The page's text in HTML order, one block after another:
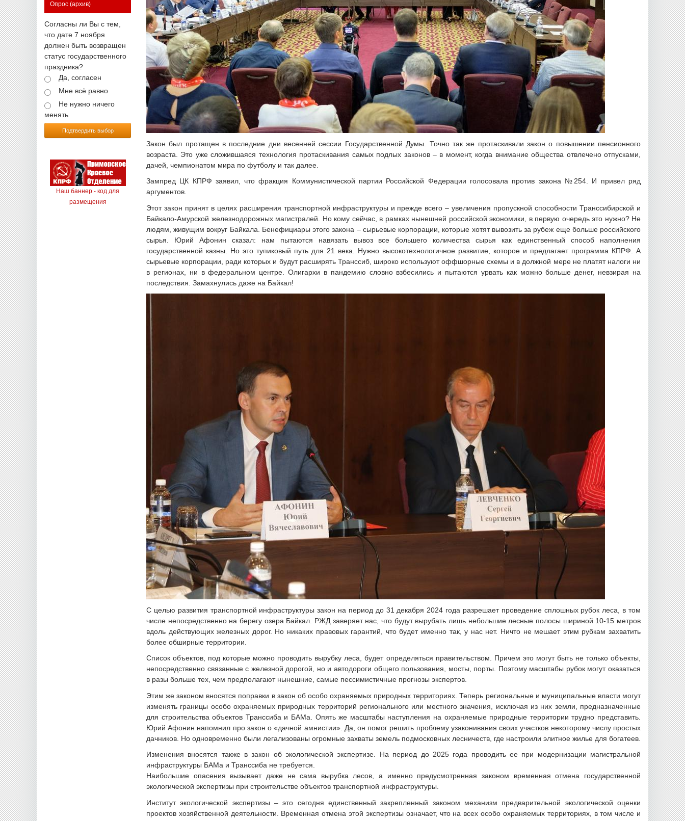
Опрос (архив)
Согласны ли Вы с тем,
что дате 7 ноября
должен быть возвращен
статус государственного
праздника?
Да, согласен
Мне всё равно
Не нужно ничего
менять
Подтвердить выбор
Наш баннер - код для
размещения
Закон был протащен в последние дни весенней сессии Государственной Думы. Точно так же протаскивали закон о повышении пенсионного
возраста. Это уже сложившаяся технология протаскивания самых подлых законов – в момент, когда внимание общества отвлечено отпусками,
дачей, чемпионатом мира по футболу и так далее.
Зампред ЦК КПРФ заявил, что фракция Коммунистической партии Российской Федерации голосовала против закона №254. И привел ряд
аргументов.
Этот закон принят в целях расширения транспортной инфраструктуры и прежде всего – увеличения пропускной способности Транссибирской и
Байкало-Амурской железнодорожных магистралей. Но кому сейчас, в рамках нынешней российской экономики, в первую очередь это нужно? Не
людям, живущим вокруг Байкала. Бенефициары этого закона – сырьевые корпорации, которые хотят вывозить за рубеж еще больше российского
сырья. Юрий Афонин сказал: нам пытаются навязать вывоз все большего количества сырья как единственный способ наполнения
государственной казны. Но это тупиковый путь для 21 века. Нужно высокотехнологичное развитие, которое и предлагает программа КПРФ. А
сырьевые корпорации, ради которых и будут расширять Транссиб, широко используют оффшорные схемы и в должной мере не платят налоги ни
в регионах, ни в федеральном центре. Олигархи в пандемию словно взбесились и пытаются урвать как можно больше денег, невзирая на
последствия. Замахнулись даже на Байкал!
С целью развития транспортной инфраструктуры закон на период до 31 декабря 2024 года разрешает проведение сплошных рубок леса, в том
числе непосредственно на берегу озера Байкал. РЖД заверяет нас, что будут вырубать лишь небольшие лесные полосы шириной 10-15 метров
вдоль действующих железных дорог. Но никаких правовых гарантий, что будет именно так, у нас нет. Ничто не мешает этим рубкам захватить
более обширные территории.
Список объектов, под которые можно проводить вырубку леса, будет определяться правительством. Причем это могут быть не только объекты,
непосредственно связанные с железной дорогой, но и автодороги общего пользования, мосты, порты. Поэтому масштабы рубок могут оказаться
в разы больше тех, чем предполагают нынешние, самые пессимистичные прогнозы экспертов.
Этим же законом вносятся поправки в закон об особо охраняемых природных территориях. Теперь региональные и муниципальные власти могут
изменять границы особо охраняемых природных территорий регионального или местного значения, исключая из них земли, предназначенные
для строительства объектов Транссиба и БАМа. Опять же масштабы наступления на охраняемые природные территории трудно представить.
Юрий Афонин напомнил про закон о «дачной амнистии». Да, он помог решить проблему узаконивания своих участков некоторому числу простых
дачников. Но одновременно были легализованы огромные захваты земель подмосковных лесничеств, где настроили элитное жилье для богатеев.
Изменения вносятся также в закон об экологической экспертизе. На период до 2025 года проводить ее при модернизации магистральной
инфраструктуры БАМа и Транссиба не требуется.
Наибольшие опасения вызывает даже не сама вырубка лесов, а именно предусмотренная законом временная отмена государственной
экологической экспертизы при строительстве объектов транспортной инфраструктуры.
Институт экологической экспертизы – это сегодня единственный закрепленный законом механизм предварительной экологической оценки
проектов хозяйственной деятельности. Временная отмена этой экспертизы означает, что на всех особо охраняемых территориях, в том числе и